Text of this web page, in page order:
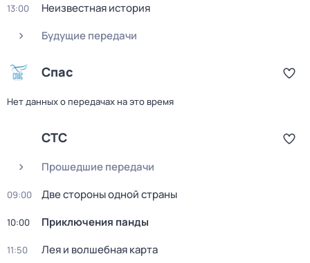
13:00
Неизвестная история
Будущие передачи
Спас
Нет данных о передачах на это время
СТС
Прошедшие передачи
09:00 Две стороны одной страны
10:00 Приключения панды
11:50 Лея и волшебная карта